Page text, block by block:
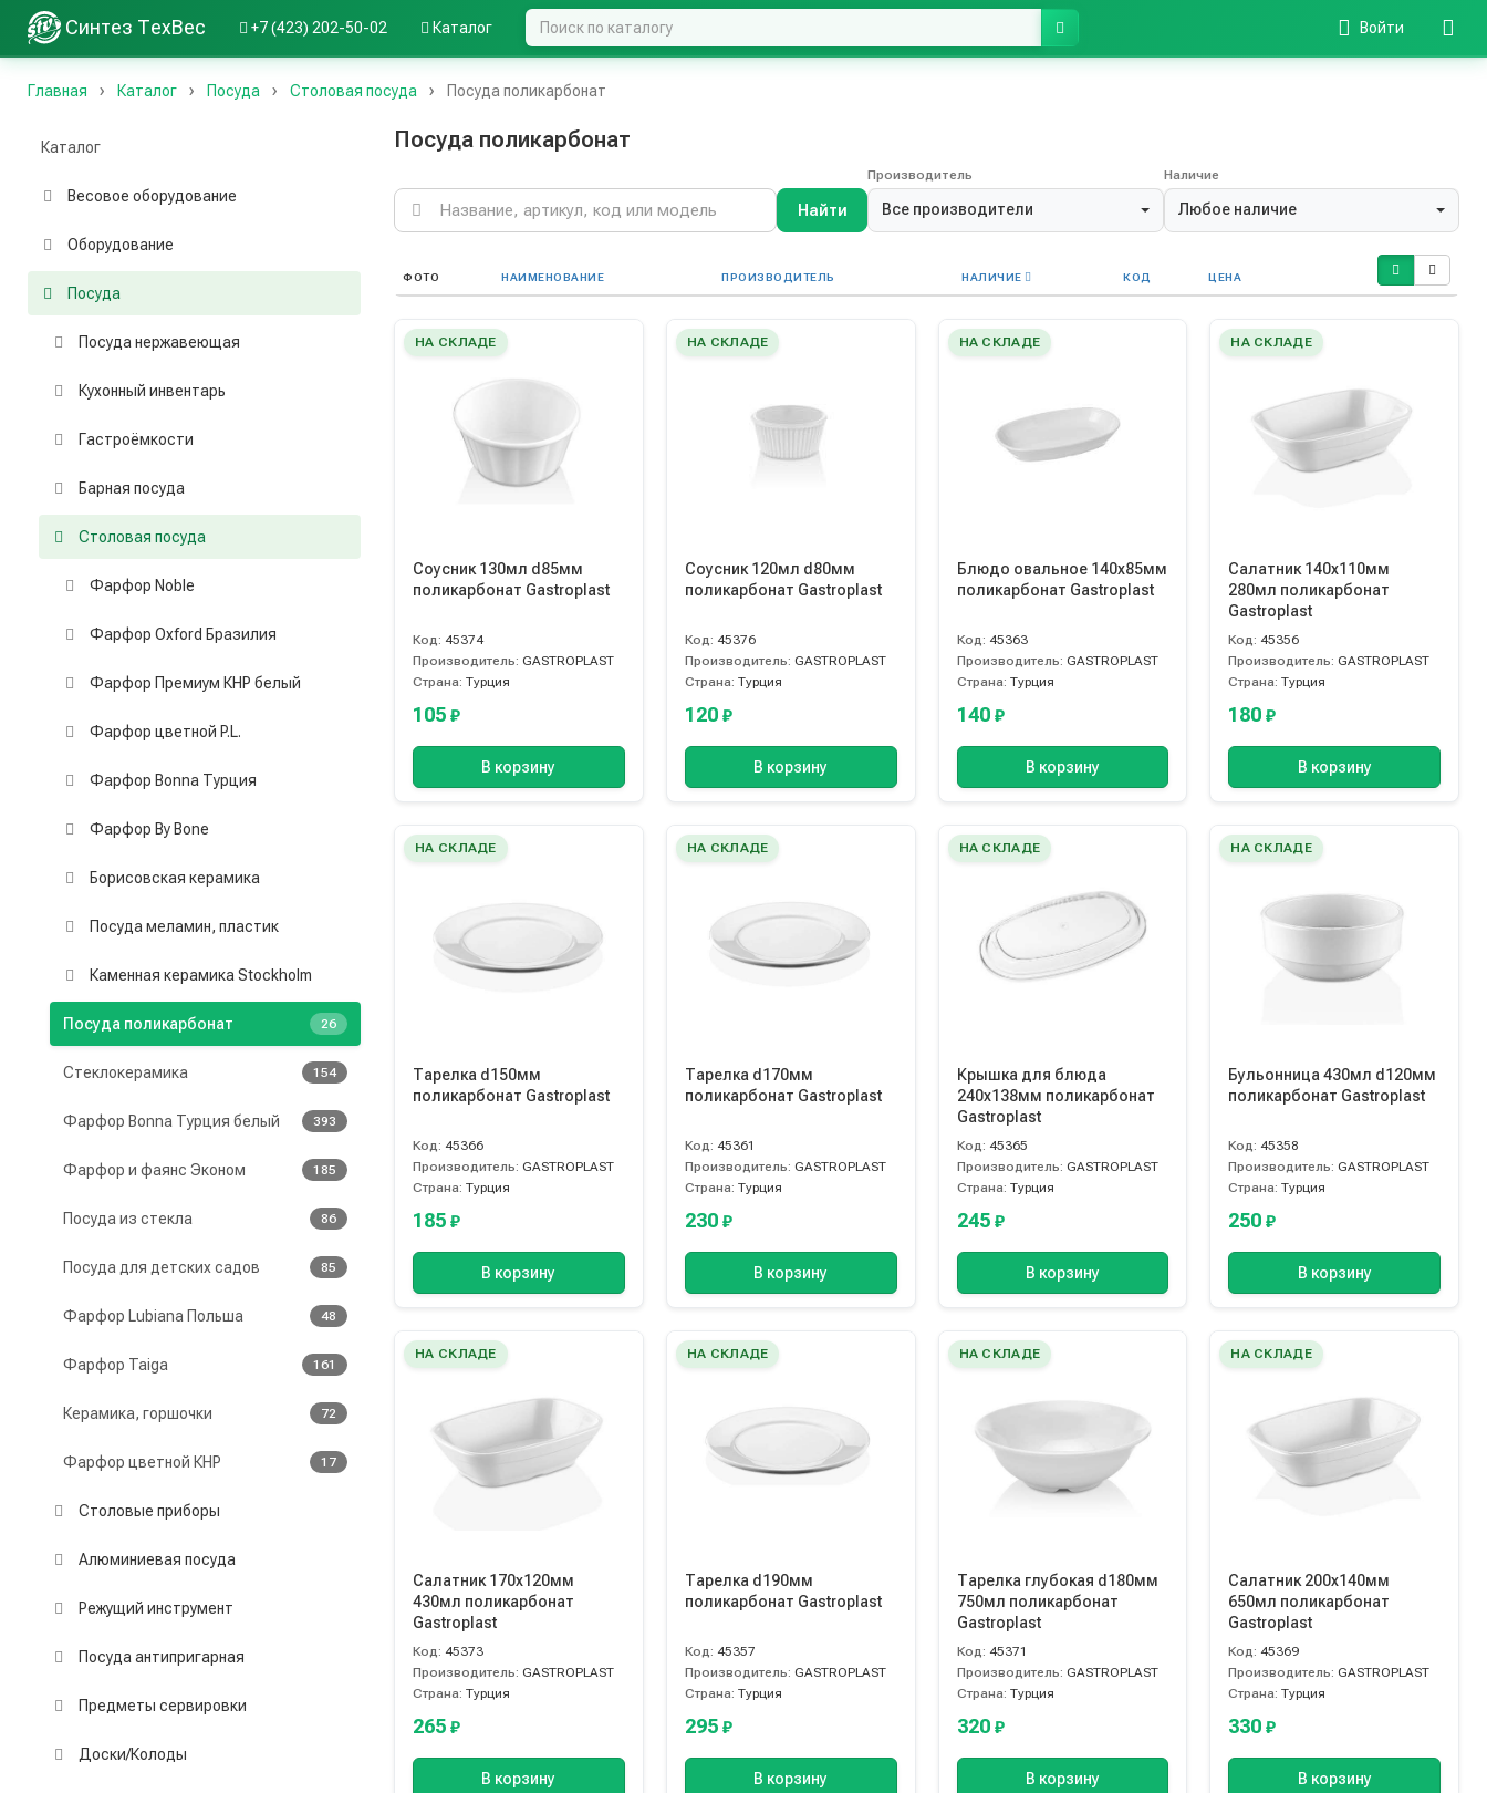
Синтез ТехВес +7 (423) 202-50-02 Каталог Войти
Главная Каталог Посуда Столовая посуда Посуда поликарбонат
Каталог
Весовое оборудование
Оборудование
Посуда
Посуда нержавеющая
Кухонный инвентарь
Гастроёмкости
Барная посуда
Столовая посуда
Фарфор Noble
Фарфор Oxford Бразилия
Фарфор Премиум КНР белый
Фарфор цветной P.L.
Фарфор Bonna Турция
Фарфор By Bone
Борисовская керамика
Посуда меламин, пластик
Каменная керамика Stockholm
Посуда поликарбонат 26
Стеклокерамика 154
Фарфор Bonna Турция белый 393
Фарфор и фаянс Эконом 185
Посуда из стекла 86
Посуда для детских садов 85
Фарфор Lubiana Польша 48
Фарфор Taiga 161
Керамика, горшочки 72
Фарфор цветной КНР 17
Столовые приборы
Алюминиевая посуда
Режущий инструмент
Посуда антипригарная
Предметы сервировки
Доски/Колоды
Посуда поликарбонат
Поиск
Найти
Производитель
Все производители
Наличие
Любое наличие
ФОТО НАИМЕНОВАНИЕ ПРОИЗВОДИТЕЛЬ НАЛИЧИЕ КОД ЦЕНА
НА СКЛАДЕ
Соусник 130мл d85мм
поликарбонат Gastroplast
Код: 45374
Производитель: GASTROPLAST
Страна: Турция
105 ₽
В корзину
НА СКЛАДЕ
Соусник 120мл d80мм
поликарбонат Gastroplast
Код: 45376
Производитель: GASTROPLAST
Страна: Турция
120 ₽
В корзину
НА СКЛАДЕ
Блюдо овальное 140х85мм
поликарбонат Gastroplast
Код: 45363
Производитель: GASTROPLAST
Страна: Турция
140 ₽
В корзину
НА СКЛАДЕ
Салатник 140х110мм
280мл поликарбонат
Gastroplast
Код: 45356
Производитель:GASTROPLAST
Страна:Турция
180₽
В корзину
НА СКЛАДЕ
Тарелка d150мм
поликарбонат Gastroplast
Код: 45366
Производитель: GASTROPLAST
Страна: Турция
185 ₽
В корзину
НА СКЛАДЕ
Тарелка d170мм
поликарбонат Gastroplast
Код: 45361
Производитель: GASTROPLAST
Страна: Турция
230 ₽
В корзину
НА СКЛАДЕ
Крышка для блюда
240х138мм поликарбонат
Gastroplast
Код: 45365
Производитель: GASTROPLAST
Страна: Турция
245 ₽
В корзину
НА СКЛАДЕ
Бульонница 430мл d120мм
поликарбонат Gastroplast
Код: 45358
Производитель:GASTROPLAST
Страна:Турция
250₽
В корзину
НА СКЛАДЕ
Салатник 170х120мм
430мл поликарбонат
Gastroplast
Код: 45373
Производитель: GASTROPLAST
Страна: Турция
265 ₽
В корзину
НА СКЛАДЕ
Тарелка d190мм
поликарбонат Gastroplast
Код: 45357
Производитель: GASTROPLAST
Страна: Турция
295 ₽
В корзину
НА СКЛАДЕ
Тарелка глубокая d180мм
750мл поликарбонат
Gastroplast
Код: 45371
Производитель: GASTROPLAST
Страна: Турция
320 ₽
В корзину
НА СКЛАДЕ
Салатник 200х140мм
650мл поликарбонат
Gastroplast
Код: 45369
Производитель:GASTROPLAST
Страна:Турция
330₽
В корзину